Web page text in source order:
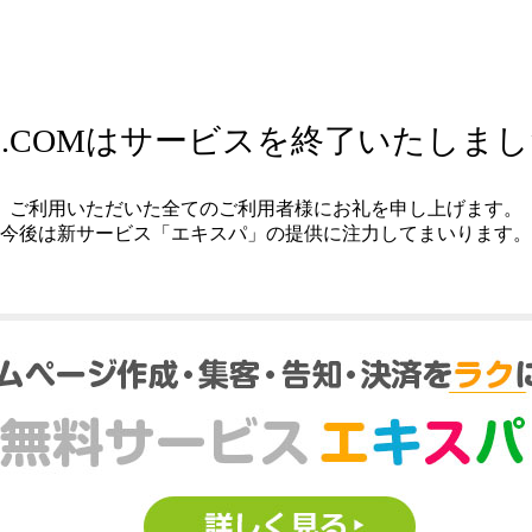
はサービスを終了いたしま
ご利用いただいた全てのご利用者様にお礼を申し上げます。
今後は新サービス「エキスパ」の提供に注力してまいります。